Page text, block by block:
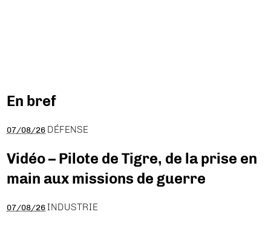
En bref
07/08/26 DÉFENSE
Vidéo – Pilote de Tigre, de la prise en
main aux missions de guerre
07/08/26 INDUSTRIE